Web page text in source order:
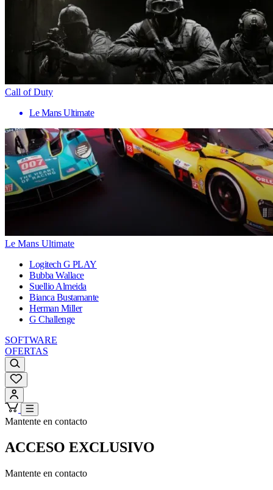
Call of Duty
Le Mans Ultimate
Le Mans Ultimate
Logitech G PLAY
Bubba Wallace
Suellio Almeida
Bianca Bustamante
Herman Miller
G Challenge
SOFTWARE
OFERTAS
Mantente en contacto
ACCESO EXCLUSIVO
Mantente en contacto